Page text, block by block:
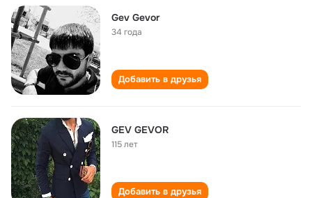
Gev Gevor
34 года
Добавить в друзья
GEV GEVOR
115 лет
Добавить в друзья